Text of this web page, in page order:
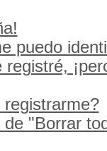
puedo
"Borrar